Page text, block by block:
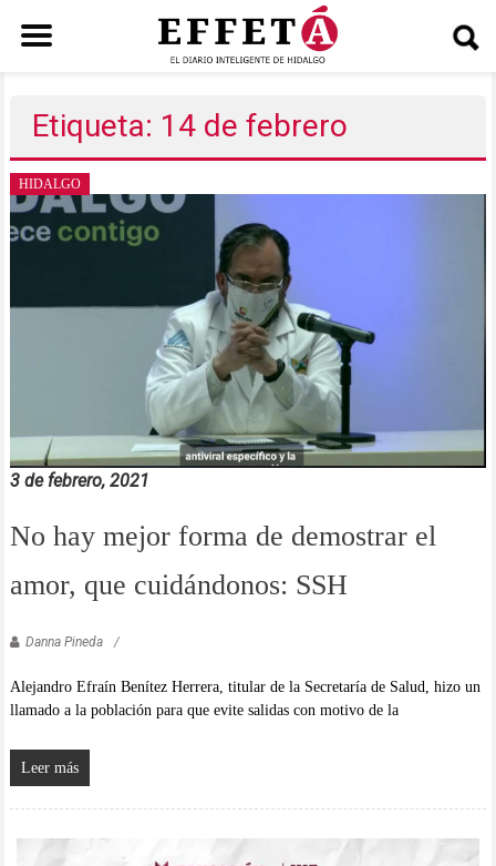
contenidoEtiqueta: 14 de febrero
HIDALGO
3 de febrero, 2021
No hay mejor forma de demostrar el
amor, que cuidándonos: SSH
Danna Pineda
Alejandro Efraín Benítez Herrera, titular de la Secretaría de Salud, hizo un
llamado a la población para que evite salidas con motivo de la
Leer más